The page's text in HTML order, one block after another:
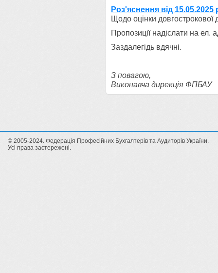
Роз'яснення від
Щодо оцінки довгострокової
Пропозиції надіслати на ел.
Заздалегідь вдячні.
З повагою,
Виконавча дирекція ФПБАУ
© 2005-2024. Федерація Професійних Бухгалтерів та Аудиторів України.
Усі права застережені.